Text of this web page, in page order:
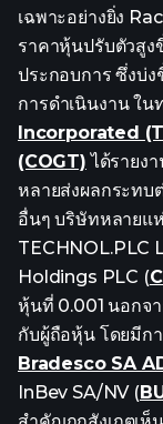
เฉพาะอย่างยิ่ง
ราคาหุ้นปรับตัวสูง
ประกอบการ ซึ่งบ่
การดำเนินงาน ใ
Incorporated
(COGT) ได้รายง
หลายส่งผลกระทบ
อื่นๆ บริษัทหลายแ
TECHNOL.PLC
Holdings PLC (
หุ้นที่ 0.001 นอกจ
กับผู้ถือหุ้น โดยมีก
Bradesco SA
InBev SA/NV (